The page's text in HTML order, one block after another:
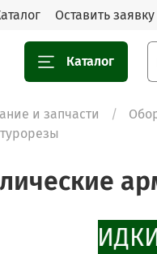
Оставить заявку
Каталог
и запчасти